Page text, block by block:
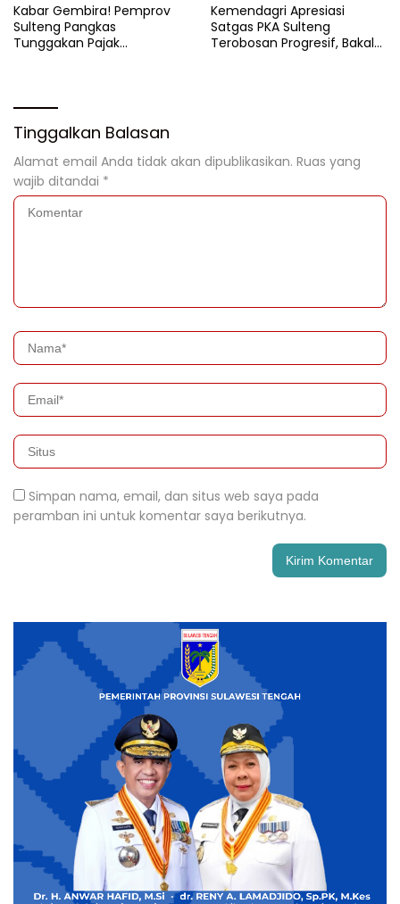
Kabar Gembira! Pemprov
Sulteng Pangkas
Tunggakan Pajak
Kemendagri Apresiasi
Satgas PKA Sulteng
Terobosan Progresif, Bakal
Tinggalkan Balasan
Alamat email Anda tidak akan dipublikasikan. Ruas yang
wajib ditandai *
Simpan nama, email, dan situs web saya pada
peramban ini untuk komentar saya berikutnya.